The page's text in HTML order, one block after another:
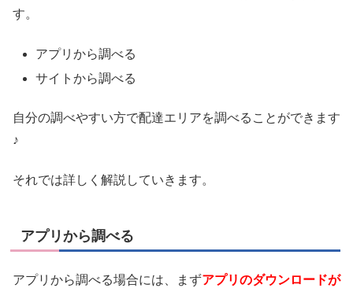
す。
アプリから調べる
サイトから調べる
自分の調べやすい方で配達エリアを調べることができます
♪
それでは詳しく解説していきます。
アプリから調べる
アプリから調べる場合には、まずアプリのダウンロードが